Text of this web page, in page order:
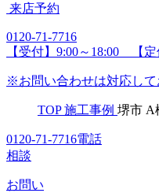
来店予約
0120-71-7716
【受付】9:00～18:00 【
※お問い合わせは対応して
TOP 施工事例 堺市 A
0120-71-7716電話
相談
お問い